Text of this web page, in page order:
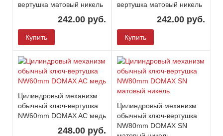
вертушка матовый никель
242.00 руб.
Купить
вертушка матовый никель
242.00 руб.
Купить
Цилиндровый механизм
обычный ключ-вертушка
NW60mm DOMAX AC медь
248.00 руб.
Цилиндровый механизм
обычный ключ-вертушка
NW80mm DOMAX SN